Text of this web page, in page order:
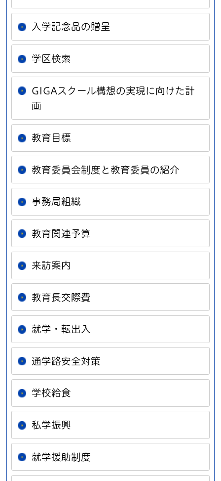
入学記念品の贈呈
学区検索
GIGAスクール構想の実現に向けた計
画
教育目標
教育委員会制度と教育委員の紹介
事務局組織
教育関連予算
来訪案内
教育長交際費
就学・転出入
通学路安全対策
学校給食
私学振興
就学援助制度